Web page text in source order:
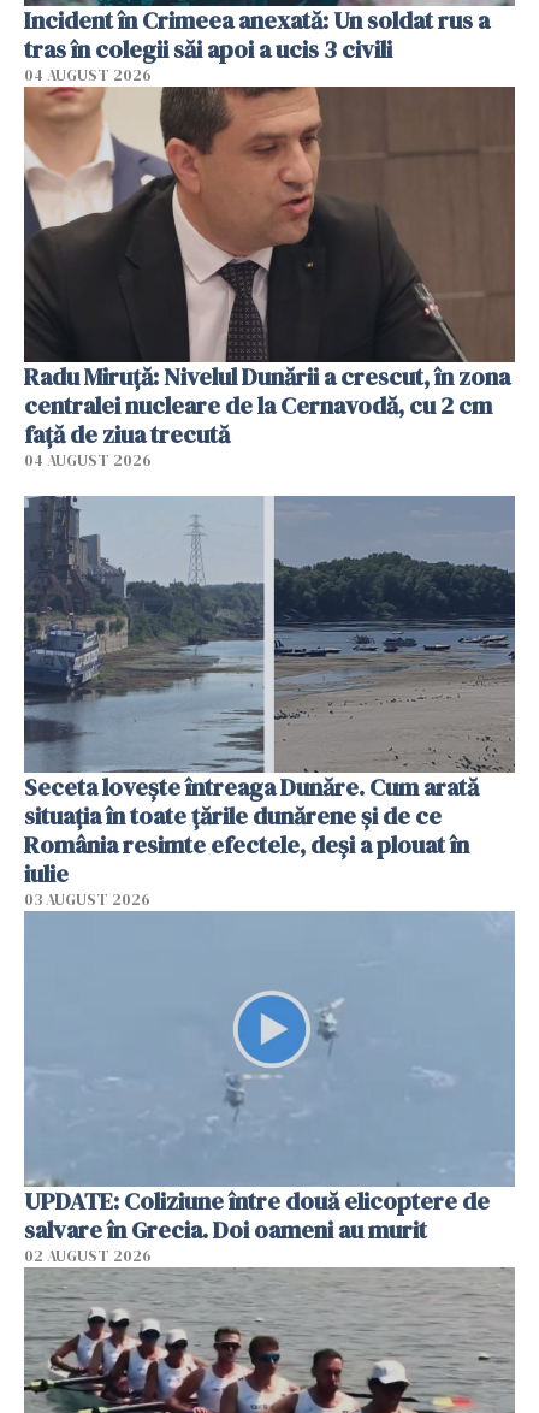
Incident în Crimeea anexată: Un soldat rus a
tras în colegii săi apoi a ucis 3 civili
04 AUGUST 2026
Radu Miruţă: Nivelul Dunării a crescut, în zona
centralei nucleare de la Cernavodă, cu 2 cm
faţă de ziua trecută
04 AUGUST 2026
Seceta lovește întreaga Dunăre. Cum arată
situația în toate țările dunărene și de ce
România resimte efectele, deși a plouat în
iulie
03 AUGUST 2026
UPDATE: Coliziune între două elicoptere de
salvare în Grecia. Doi oameni au murit
02 AUGUST 2026